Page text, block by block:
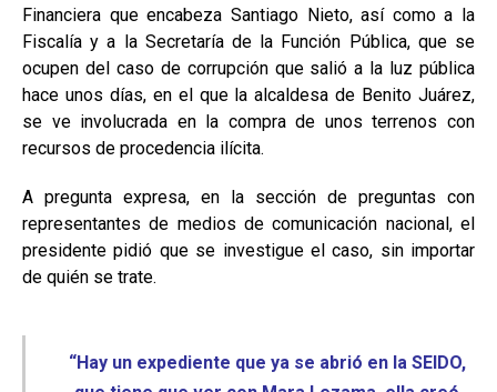
Financiera que encabeza Santiago Nieto, así como a la
Fiscalía y a la Secretaría de la Función Pública, que se
ocupen del caso de corrupción que salió a la luz pública
hace unos días, en el que la alcaldesa de Benito Juárez,
se ve involucrada en la compra de unos terrenos con
recursos de procedencia ilícita.
A pregunta expresa, en la sección de preguntas con
representantes de medios de comunicación nacional, el
presidente pidió que se investigue el caso, sin importar
de quién se trate.
“Hay un expediente que ya se abrió en la SEIDO,